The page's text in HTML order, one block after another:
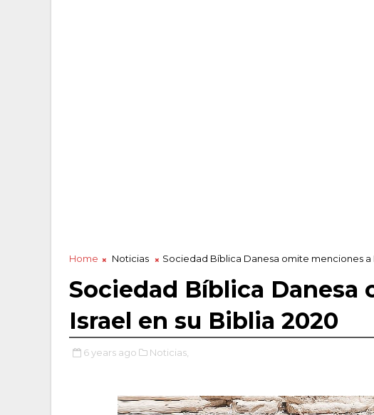
Home Noticias Sociedad Bíblica Danesa omite menciones a
Sociedad Bíblica Danesa
Israel en su Biblia 2020
6 years ago Noticias,